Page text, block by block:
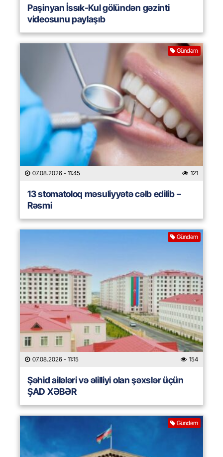
Paşinyan İssık-Kul gölündən gəzinti
videosunu paylaşıb
Gündəm
07.08.2026 - 11:45 121
13 stomatoloq məsuliyyətə cəlb edilib –
Rəsmi
Gündəm
07.08.2026 - 11:15 154
Şəhid ailələri və əlilliyi olan şəxslər üçün
ŞAD XƏBƏR
Gündəm